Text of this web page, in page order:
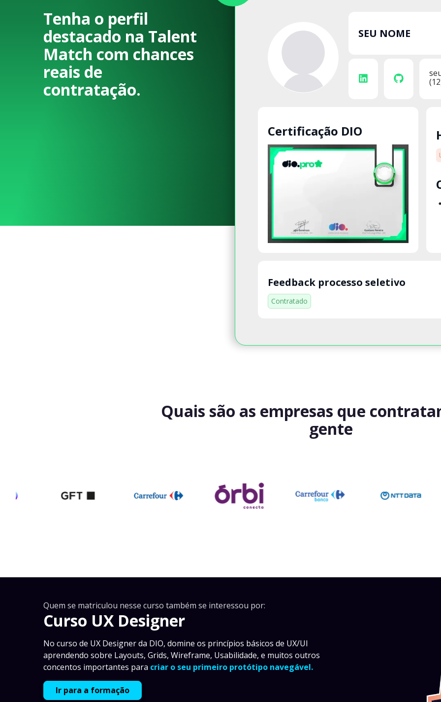
Tenha o perfil
destacado na Talent
Match com chances
reais de
contratação.
SEU NOME
Certificação DIO
Feedback processo seletivo
Contratado
Quais são as empresas que
gente
Quem se matriculou nesse curso também se interessou por:
Curso UX Designer
No curso de UX Designer da DIO, domine os princípios básicos de UX/UI
aprendendo sobre Layouts, Grids, Wireframe, Usabilidade, e muitos outros
concentos importantes para criar o seu primeiro protótipo navegável.
Ir para a formação